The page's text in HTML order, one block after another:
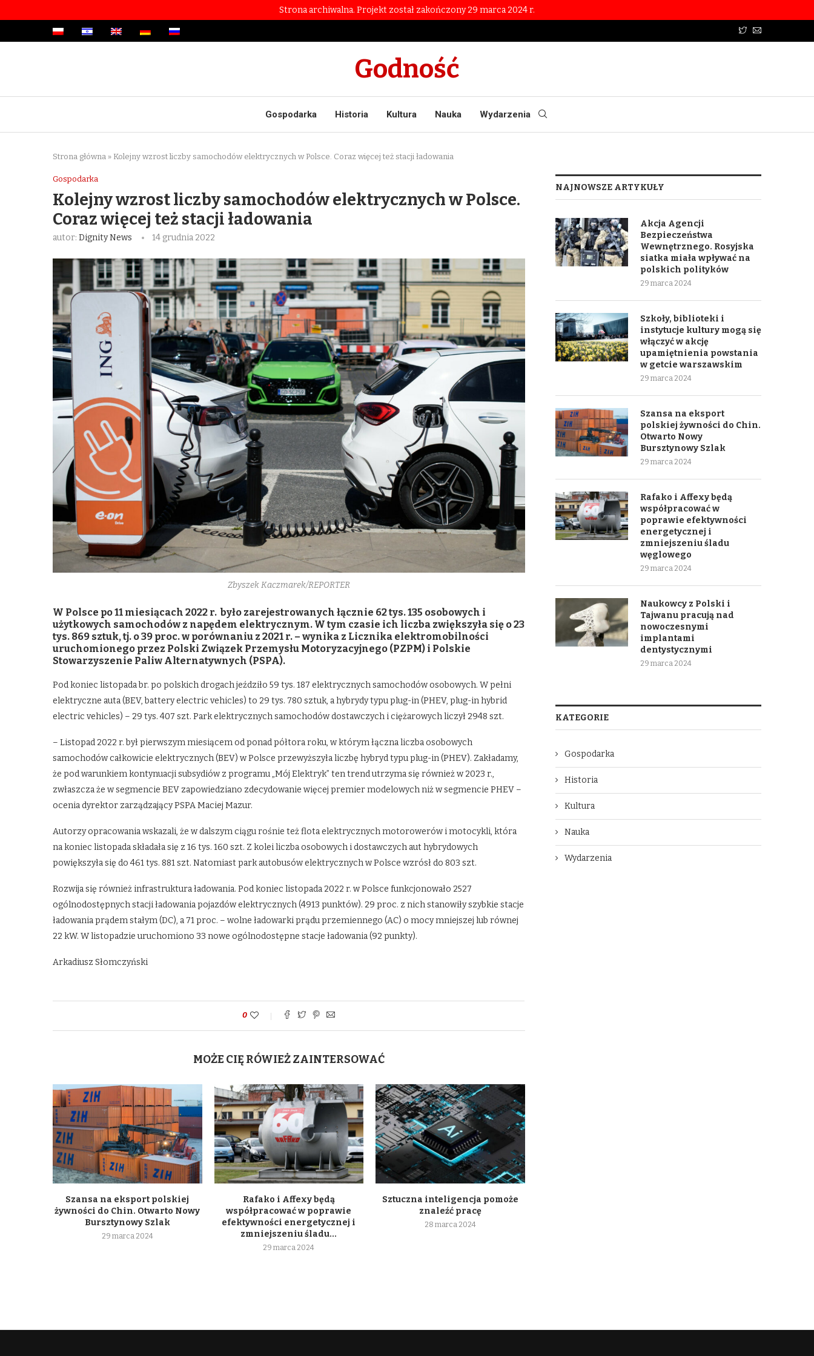
Strona archiwalna. Projekt został zakończony 29 marca 2024 r.
Godność
Gospodarka Historia Kultura Nauka Wydarzenia
Strona główna » Kolejny wzrost liczby samochodów elektrycznych w Polsce. Coraz więcej też stacji ładowania
Gospodarka
Kolejny wzrost liczby samochodów elektrycznych w Polsce.
Coraz więcej też stacji ładowania
autor: Dignity News 14 grudnia 2022
Zbyszek Kaczmarek/REPORTER
W Polsce po 11 miesiącach 2022 r. było zarejestrowanych łącznie 62 tys. 135 osobowych i
użytkowych samochodów z napędem elektrycznym. W tym czasie ich liczba zwiększyła się o 23
tys. 869 sztuk, tj. o 39 proc. w porównaniu z 2021 r. – wynika z Licznika elektromobilności
uruchomionego przez Polski Związek Przemysłu Motoryzacyjnego (PZPM) i Polskie
Stowarzyszenie Paliw Alternatywnych (PSPA).
Pod koniec listopada br. po polskich drogach jeździło 59 tys. 187 elektrycznych samochodów osobowych. W pełni
elektryczne auta (BEV, battery electric vehicles) to 29 tys. 780 sztuk, a hybrydy typu plug-in (PHEV, plug-in hybrid
electric vehicles) – 29 tys. 407 szt. Park elektrycznych samochodów dostawczych i ciężarowych liczył 2948 szt.
– Listopad 2022 r. był pierwszym miesiącem od ponad półtora roku, w którym łączna liczba osobowych
samochodów całkowicie elektrycznych (BEV) w Polsce przewyższyła liczbę hybryd typu plug-in (PHEV). Zakładamy,
że pod warunkiem kontynuacji subsydiów z programu „Mój Elektryk” ten trend utrzyma się również w 2023 r.,
zwłaszcza że w segmencie BEV zapowiedziano zdecydowanie więcej premier modelowych niż w segmencie PHEV –
ocenia dyrektor zarządzający PSPA Maciej Mazur.
Autorzy opracowania wskazali, że w dalszym ciągu rośnie też flota elektrycznych motorowerów i motocykli, która
na koniec listopada składała się z 16 tys. 160 szt. Z kolei liczba osobowych i dostawczych aut hybrydowych
powiększyła się do 461 tys. 881 szt. Natomiast park autobusów elektrycznych w Polsce wzrósł do 803 szt.
Rozwija się również infrastruktura ładowania. Pod koniec listopada 2022 r. w Polsce funkcjonowało 2527
ogólnodostępnych stacji ładowania pojazdów elektrycznych (4913 punktów). 29 proc. z nich stanowiły szybkie stacje
ładowania prądem stałym (DC), a 71 proc. – wolne ładowarki prądu przemiennego (AC) o mocy mniejszej lub równej
22 kW. W listopadzie uruchomiono 33 nowe ogólnodostępne stacje ładowania (92 punkty).
Arkadiusz Słomczyński
0
MOŻE CIĘ RÓWIEŻ ZAINTERSOWAĆ
Szansa na eksport polskiej
żywności do Chin. Otwarto Nowy
Bursztynowy Szlak
29 marca 2024
Rafako i Affexy będą
współpracować w poprawie
efektywności energetycznej i
zmniejszeniu śladu...
29 marca 2024
Sztuczna inteligencja pomoże
znaleźć pracę
28 marca 2024
NAJNOWSZE ARTYKUŁY
Akcja Agencji
Bezpieczeństwa
Wewnętrznego. Rosyjska
siatka miała wpływać na
polskich polityków
29 marca 2024
Szkoły, biblioteki i
instytucje kultury mogą się
włączyć w akcję
upamiętnienia powstania
w getcie warszawskim
29 marca 2024
Szansa na eksport
polskiej żywności do Chin.
Otwarto Nowy
Bursztynowy Szlak
29 marca 2024
Rafako i Affexy będą
współpracować w
poprawie efektywności
energetycznej i
zmniejszeniu śladu
węglowego
29 marca 2024
Naukowcy z Polski i
Tajwanu pracują nad
nowoczesnymi
implantami
dentystycznymi
29 marca 2024
KATEGORIE
Gospodarka
Historia
Kultura
Nauka
Wydarzenia